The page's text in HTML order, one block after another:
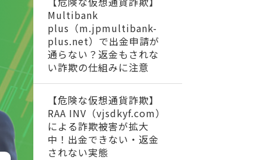
Multibank
plus（m.jpmultibank-
plus.net）で出金申請が
通らない？返金もされな
い詐欺の仕組みに注意
【危険な仮想通貨詐欺】
RAA INV（vjsdkyf.com）
による詐欺被害が拡大
中！出金できない・返金
されない実態